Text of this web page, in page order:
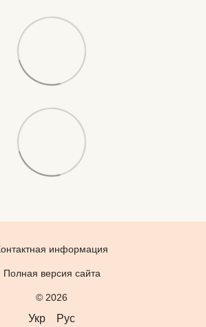
информация
Полная версия сайта
© 2026
Укр Рус